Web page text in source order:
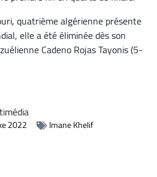
quatrième algérienne présente
elle a été éliminée dès son
Cadeno Rojas Tayonis (5-
2022
Imane Khelif